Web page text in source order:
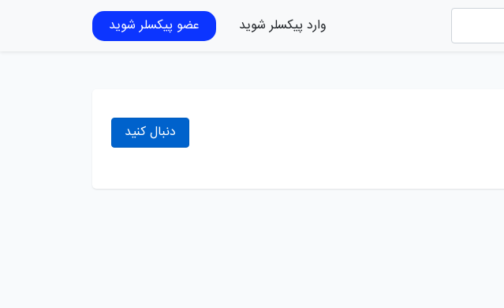
وارد پیکسلر شوید عضو پیکسلر شوید
دنبال کنید